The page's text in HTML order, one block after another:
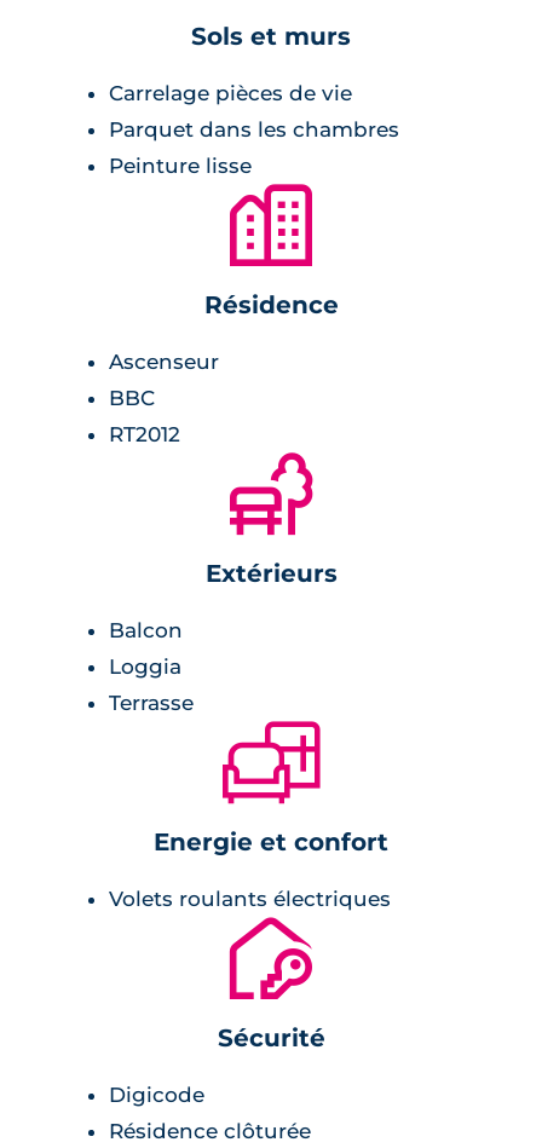
Sols et murs
Carrelage pièces de vie
Parquet dans les chambres
Peinture lisse
🏙
Résidence
Ascenseur
BBC
RT2012
🌲
Extérieurs
Balcon
Loggia
Terrasse
🛋
Energie et confort
Volets roulants électriques
🔐
Sécurité
Digicode
Résidence clôturée